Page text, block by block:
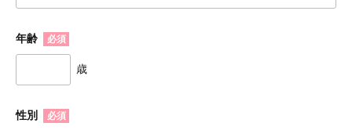
年齢 必須
歳
性別 必須